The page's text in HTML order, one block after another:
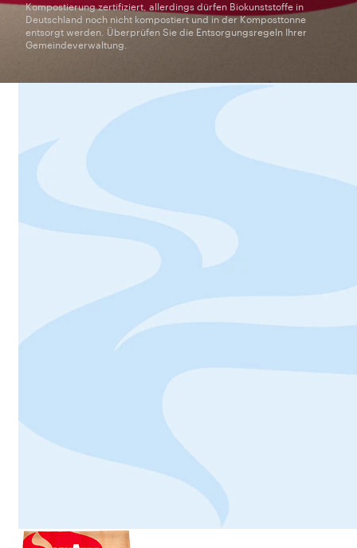
Kompostierung zertifiziert, allerdings dürfen Biokunststoffe in
Deutschland noch nicht kompostiert und in der Komposttonne
entsorgt werden. Überprüfen Sie die Entsorgungsregeln Ihrer
Gemeindeverwaltung.